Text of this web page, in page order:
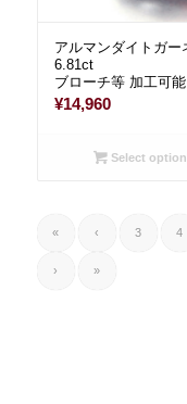
アルマンダイトガー
6.81ct 【
ブローチ等 加工可能
¥14,960
Select
« ‹ 3 4
› »